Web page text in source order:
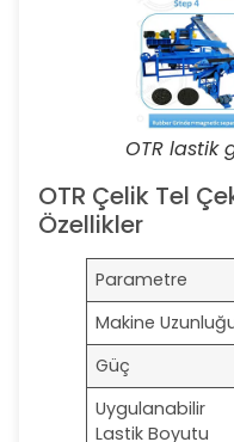
OTR lastik
OTR Çelik Tel
Özellikler
Parametre
Makine
Güç
Uygulanabilir
Lastik Boyutu